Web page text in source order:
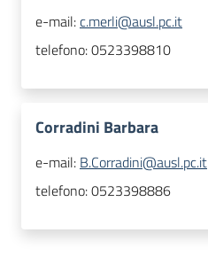
e-mail:c.merli@ausl.pc.it
telefono:0523398810
Corradini Barbara
e-mail: B.Corradini@ausl.pc.it
telefono:0523398886